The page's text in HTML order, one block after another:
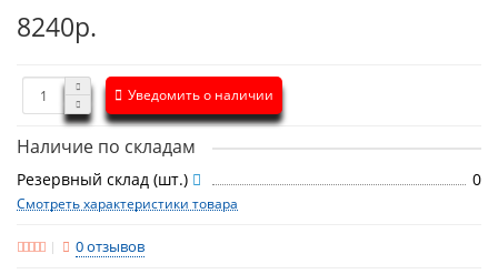
8240р.
Уведомить о наличии
Наличие по складам
Резервный склад (шт.) 0
Смотреть характеристики товара
0 отзывов